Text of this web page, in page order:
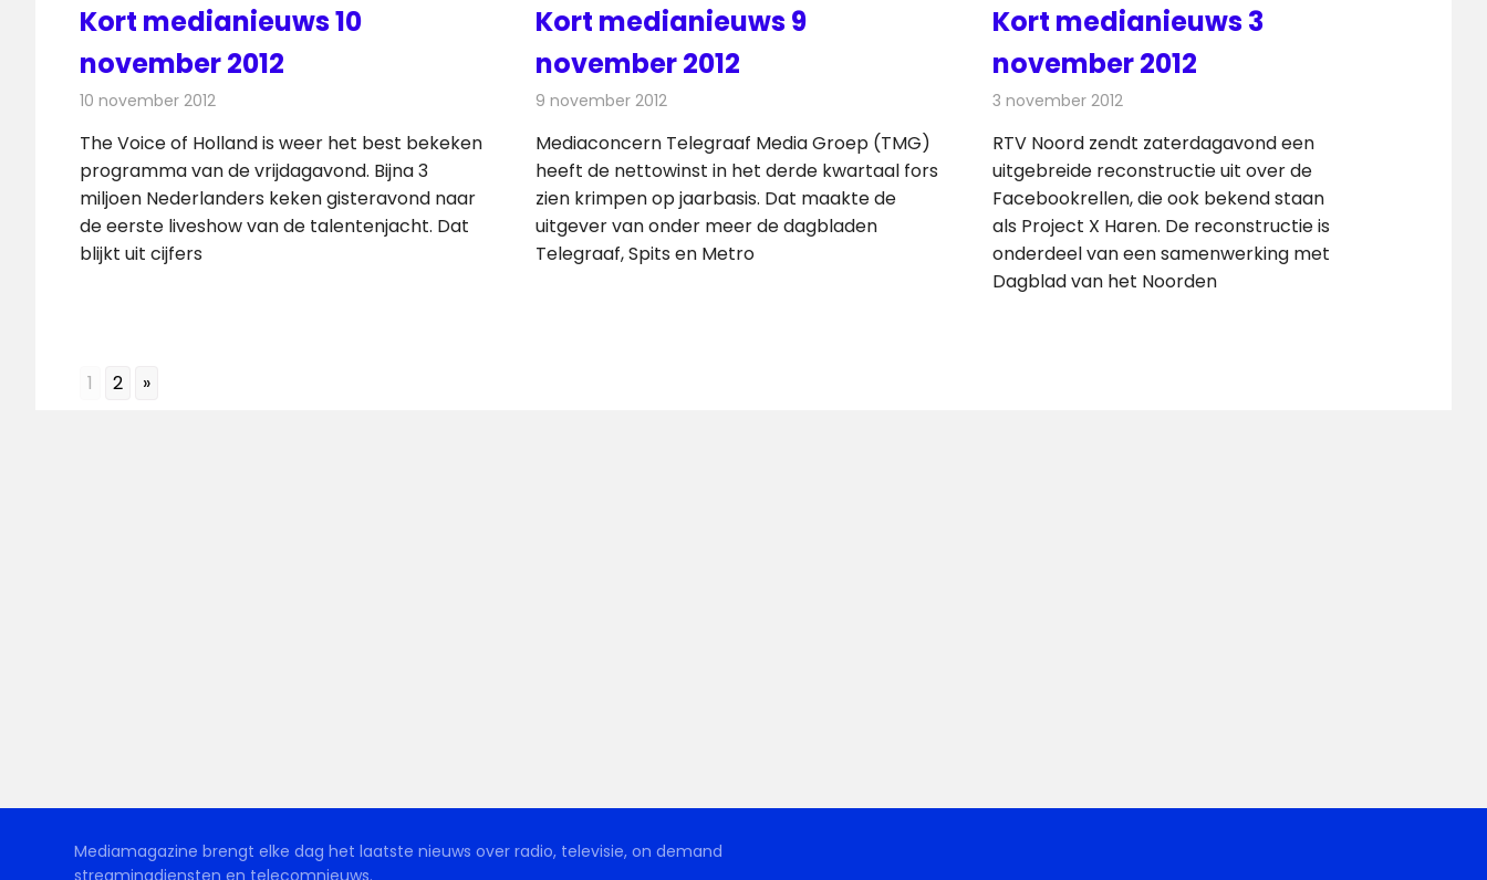
Kort medianieuws 10
november 2012
10 november 2012
The Voice of Holland is weer het best bekeken
programma van de vrijdagavond. Bijna 3
miljoen Nederlanders keken gisteravond naar
de eerste liveshow van de talentenjacht. Dat
blijkt uit cijfers
Kort medianieuws 9
november 2012
9 november 2012
Mediaconcern Telegraaf Media Groep (TMG)
heeft de nettowinst in het derde kwartaal fors
zien krimpen op jaarbasis. Dat maakte de
uitgever van onder meer de dagbladen
Telegraaf, Spits en Metro
Kort medianieuws 3
november 2012
3 november 2012Redactie
Andere media over de media
RTV Noord zendt zaterdagavond een
uitgebreide reconstructie uit over de
Facebookrellen, die ook bekend staan
als Project X Haren. De reconstructie is
onderdeel van een samenwerking met
Dagblad van het Noorden
1 2 »
Mediamagazine brengt elke dag het laatste nieuws over radio, televisie, on demand